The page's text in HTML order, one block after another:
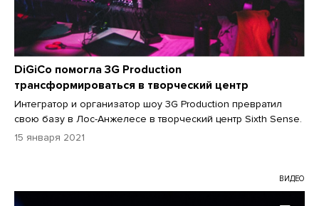
DiGiCo помогла 3G Production
трансформироваться в творческий центр
Интегратор и организатор шоу 3G Production превратил
свою базу в Лос-Анжелесе в творческий центр Sixth Sense.
15 января 2021
ВИДЕО